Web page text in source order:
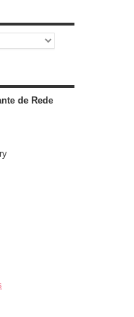
de Rede